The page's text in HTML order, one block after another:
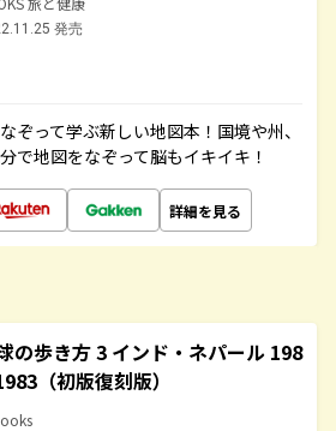
発売
ぞって学ぶ新しい地図本！国境や州、
で地図をなぞって脳もイキイキ！
詳細を見る
の歩き方 3 インド・ネパール 198
（初版復刻版）